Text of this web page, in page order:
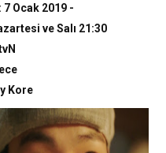
7 Ocak 2019 -
ve Salı 21:30
Kore